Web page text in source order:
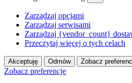
Zarządzaj opcjami
Zarządzaj serwisami
Zarządzaj {vendor_count}
Przeczytaj więcej o tych celach
Akceptuję Odmów Zobacz
Zobacz preferencje